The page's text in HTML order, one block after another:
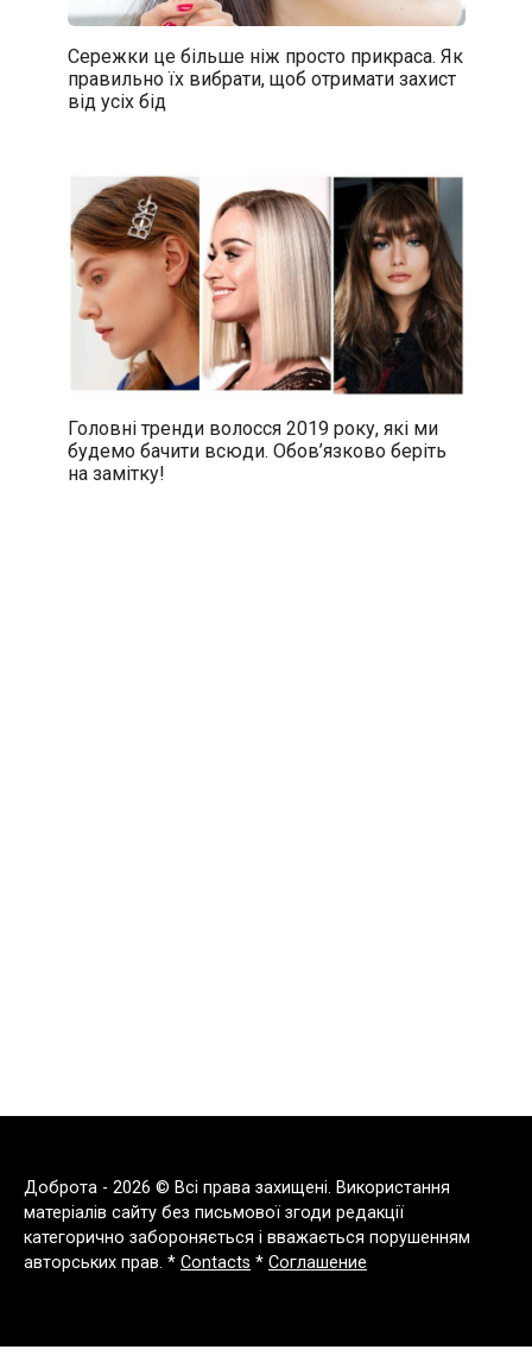
Сережки це більше ніж просто прикраса. Як
правильно їх вибрати, щоб отримати захист
від усіх бід
Головні тренди волосся 2019 року, які ми
будемо бачити всюди. Обов’язково беріть
на замітку!
Доброта - 2026 © Всі права захищені. Використання
матеріалів сайту без письмової згоди редакції
категорично забороняється і вважається порушенням
авторських прав. * Contacts * Соглашение